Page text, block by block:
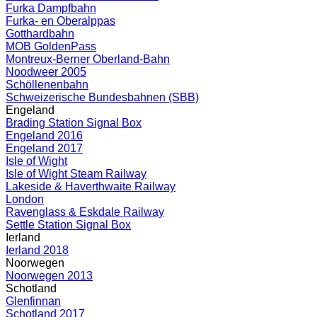
Furka Dampfbahn
Furka- en Oberalppas
Gotthardbahn
MOB GoldenPass
Montreux-Berner Oberland-Bahn
Noodweer 2005
Schöllenenbahn
Schweizerische Bundesbahnen (SBB)
Engeland
Brading Station Signal Box
Engeland 2016
Engeland 2017
Isle of Wight
Isle of Wight Steam Railway
Lakeside & Haverthwaite Railway
London
Ravenglass & Eskdale Railway
Settle Station Signal Box
Ierland
Ierland 2018
Noorwegen
Noorwegen 2013
Schotland
Glenfinnan
Schotland 2017